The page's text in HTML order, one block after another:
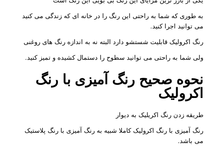
به طوری که شما به راحتی این رنگ را در خانه ای که زندگی می کنید
می توانید اجرا کنید.
رنگ اکرولیک قابلیت شستشو دارد البته نه به اندازه رنگ های روغنی
ولی شما به راحتی می توانید سطوح را دستمال کشیده و تمیز کنید.
نحوه صحیح رنگ آمیزی با رنگ
اکرولیک
طریقه زدن رنگ اکریلیک به دیوار
رنگ آمیزی با رنگ اکرولیک کاملا شبیه به رنگ آمیزی با رنگ پلاستیک
می باشد.